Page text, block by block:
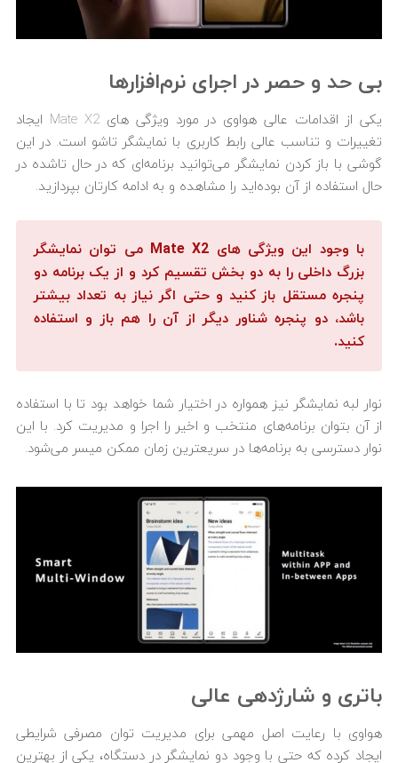
بی حد و حصر در اجرای نرم‌افزارها
یکی از اقدامات عالی هواوی در مورد ویژگی های Mate X2 ایجاد
تغییرات و تناسب عالی رابط کاربری با نمایشگر تاشو است. در این
گوشی با باز کردن نمایشگر می‌توانید برنامه‌ای که در حال تاشده در
حال استفاده از آن بوده‌اید را مشاهده و به ادامه کارتان بپردازید.
با وجود این ویژگی های Mate X2 می توان نمایشگر
بزرگ داخلی را به دو بخش تقسیم کرد و از یک برنامه دو
پنجره مستقل باز کنید و حتی اگر نیاز به تعداد بیشتر
باشد، دو پنجره شناور دیگر از آن را هم باز و استفاده
کنید.
نوار لبه نمایشگر نیز همواره در اختیار شما خواهد بود تا با استفاده
از آن بتوان برنامه‌های منتخب و اخیر را اجرا و مدیریت کرد. با این
نوار دسترسی به برنامه‌ها در سریعترین زمان ممکن میسر می‌شود.
باتری و شارژدهی عالی
هواوی با رعایت اصل مهمی برای مدیریت توان مصرفی شرایطی
ایجاد کرده که حتی با وجود دو نمایشگر در دستگاه، یکی از بهترین